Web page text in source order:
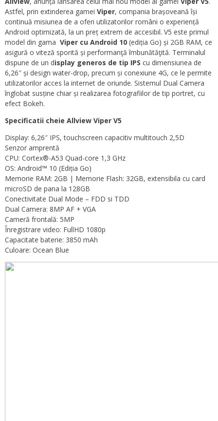
Astfel, prin extinderea gamei Viper, compania brașoveană își
continuă misiunea de a oferi utilizatorilor români o experiență
Android optimizată, la un preț extrem de accesibil. V5 este primul
model din gama Viper cu Android 10 (ediția Go) și 2GB RAM, ce
asigură o viteză sporită și performanţă îmbunătăţită. Terminalul
dispune de un display generos de tip IPS cu dimensiunea de
6,26″ și design water-drop, precum și conexiune 4G, ce le permite
utilizatorilor acces la internet de oriunde. Sistemul Dual Camera
înglobat susține chiar și realizarea fotografiilor de tip portret, cu
efect Bokeh.
Specificatii cheie Allview Viper V5
Display: 6,26″ IPS, touchscreen capacitiv multitouch 2,5D
Senzor amprentă
CPU: Cortex®-A53 Quad-core 1,3 GHz
OS: Android™ 10 (Ediția Go)
Memorie RAM: 2GB | Memorie Flash: 32GB, extensibila cu card
microSD de pana la 128GB
Conectivitate Dual Mode – FDD si TDD
Dual Camera: 8MP AF + VGA
Cameră frontală: 5MP
Înregistrare video: FullHD 1080p
Capacitate baterie: 3850 mAh
Culoare: Ocean Blue